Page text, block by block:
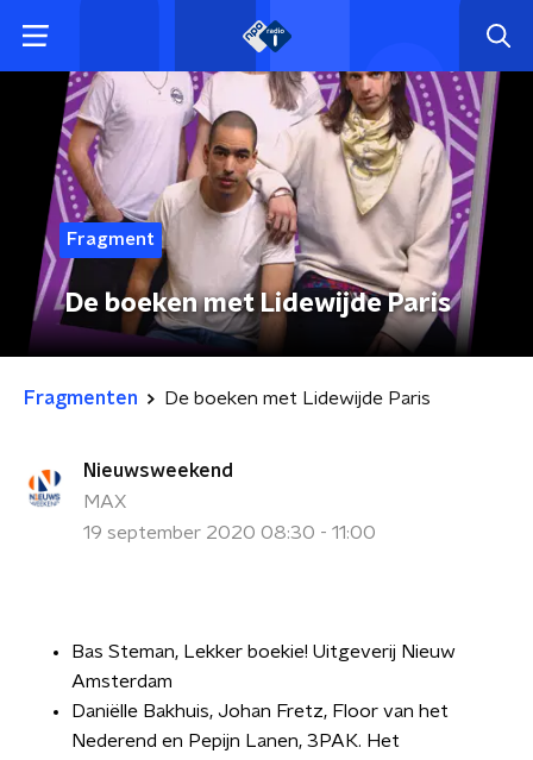
Fragment
De boeken met Lidewijde Paris
Fragmenten De boeken met Lidewijde Paris
Nieuwsweekend
MAX
19 september 2020 08:30 - 11:00
Bas Steman, Lekker boekie! Uitgeverij Nieuw
Amsterdam
Daniëlle Bakhuis, Johan Fretz, Floor van het
Nederend en Pepijn Lanen, 3PAK. Het